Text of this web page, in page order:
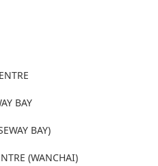
BAY
BAY)
(WANCHAI)